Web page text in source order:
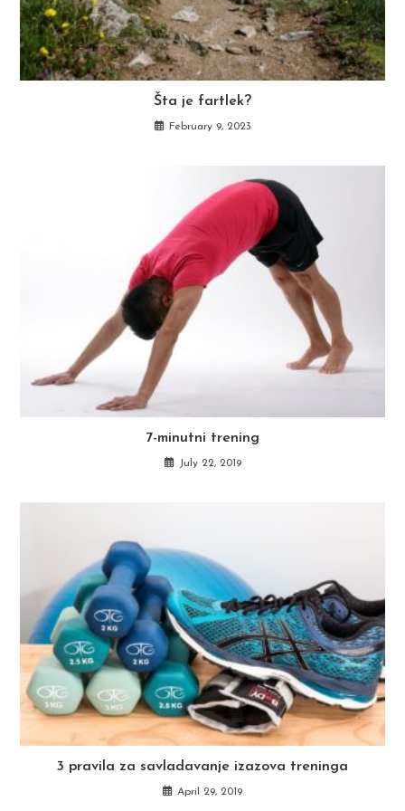
Šta je fartlek?
February 9, 2023
7-minutni trening
July 22, 2019
3 pravila za savladavanje izazova treninga
April 29, 2019